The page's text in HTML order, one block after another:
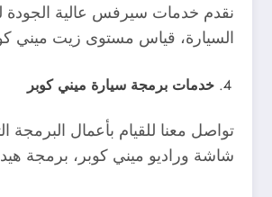
نقدم خدمات سيرفس عالية الجودة
السيارة، قياس مستوى زيت ميني
خدمات برمجة سيارة ميني كوبر
تواصل معنا للقيام بأعمال
شاشة وراديو ميني كوبر، برمجة